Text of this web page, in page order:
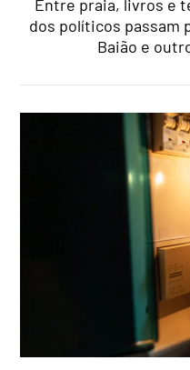
Entre praia, livros e
dos políticos passam
Baião e